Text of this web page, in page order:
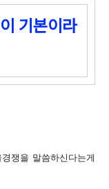
기본이라
쟁을 말씀하신다는게